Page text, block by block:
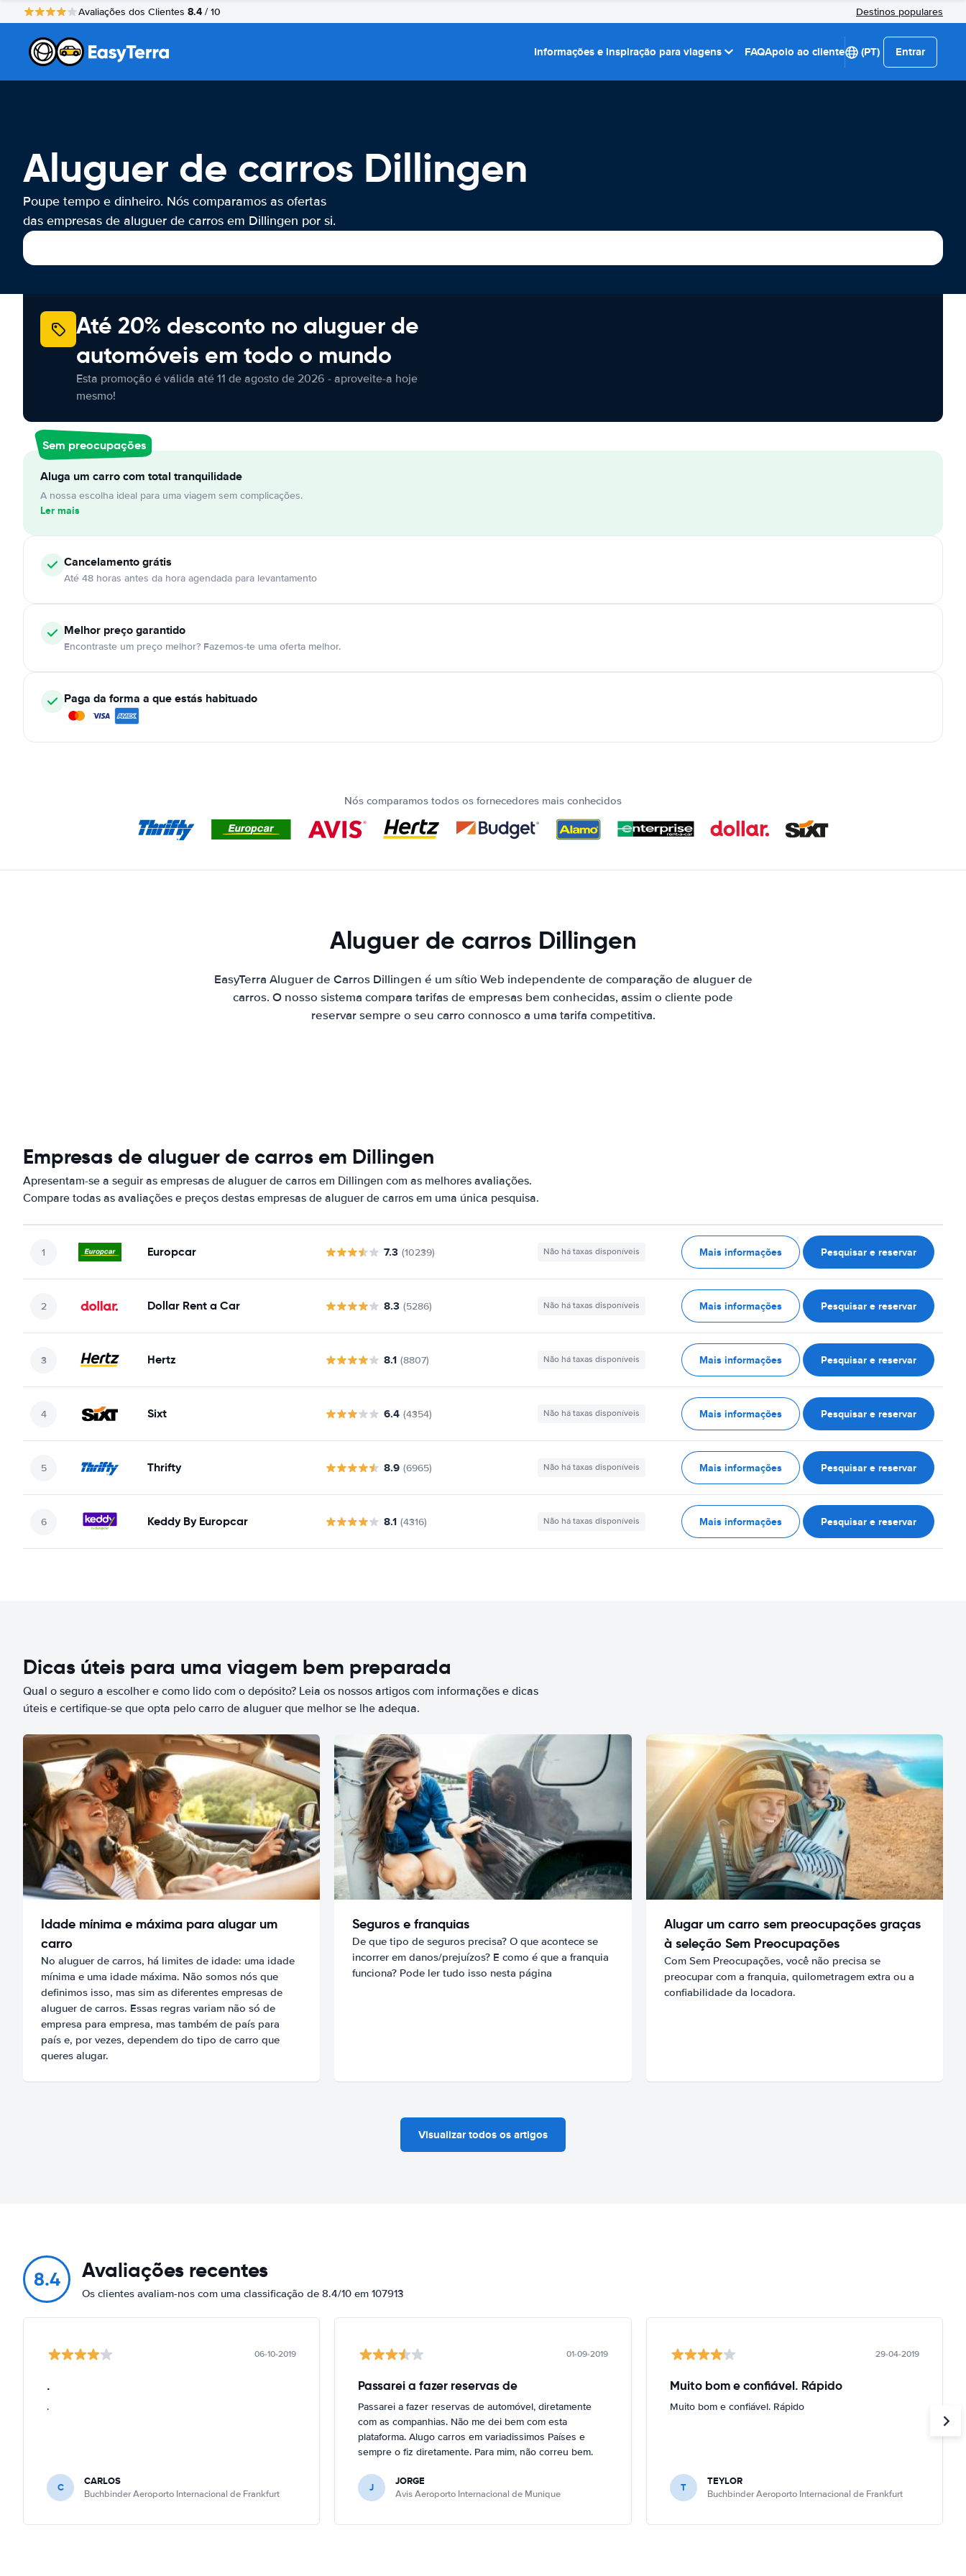
Avaliações dos Clientes 8.4 / 10 Destinos populares
Informações e inspiração para viagens FAQApoio ao cliente (PT) Entrar
Aluguer de carros Dillingen
Poupe tempo e dinheiro. Nós comparamos as ofertas
das empresas de aluguer de carros em Dillingen por si.
Até 20% desconto no aluguer de
automóveis em todo o mundo
Esta promoção é válida até 11 de agosto de 2026 - aproveite-a hoje
mesmo!
Sem preocupações
Aluga um carro com total tranquilidade
A nossa escolha ideal para uma viagem sem complicações.
Ler mais
Cancelamentográtis
Até 48 horas antes da hora agendada para levantamento
Melhor preço garantido
Encontraste um preço melhor? Fazemos-te uma oferta melhor.
Paga da forma a que estás habituado
Nós comparamos todos os fornecedores mais conhecidos
Aluguer de carros Dillingen
EasyTerra Aluguer de Carros Dillingen é um sítio Web independente de comparação de aluguer de
carros. O nosso sistema compara tarifas de empresas bem conhecidas, assim o cliente pode
reservar sempre o seu carro connosco a uma tarifa competitiva.
Empresas de aluguer de carros em Dillingen
Apresentam-se a seguir as empresas de aluguer de carros em Dillingen com as melhores avaliações.
Compare todas as avaliações e preços destas empresas de aluguer de carros em uma única pesquisa.
Europcar 7.3 (10239) Não há taxas disponíveis Mais informações Pesquisar e reservar
Dollar Rent a Car 8.3 (5286) Não há taxas disponíveis Mais informações Pesquisar e reservar
Hertz 8.1 (8807) Não há taxas disponíveis Mais informações Pesquisar e reservar
Sixt 6.4 (4354) Não há taxas disponíveis Mais informações Pesquisar e reservar
Thrifty 8.9 (6965) Não há taxas disponíveis Mais informações Pesquisar e reservar
Keddy By Europcar 8.1 (4316) Não há taxas disponíveis Mais informações Pesquisar e reservar
Dicas úteis para uma viagem bem preparada
Qual o seguro a escolher e como lido com o depósito? Leia os nossos artigos com informações e dicas
úteis e certifique-se que opta pelo carro de aluguer que melhor se lhe adequa.
Idade mínima e máxima para alugar um
carro
No aluguer de carros, há limites de idade: uma idade
mínima e uma idade máxima. Não somos nós que
definimos isso, mas sim as diferentes empresas de
aluguer de carros. Essas regras variam não só de
empresa para empresa, mas também de país para
país e, por vezes, dependem do tipo de carro que
queres alugar.
Seguros e franquias
De que tipo de seguros precisa? O que acontece se
incorrer em danos/prejuízos? E como é que a franquia
funciona? Pode ler tudo isso nesta página
Alugar um carro sem preocupações graças
à seleção Sem Preocupações
Com Sem Preocupações, você não precisa se
preocupar com a franquia, quilometragem extra ou a
confiabilidade da locadora.
Visualizar todos os artigos
8.4 Avaliações recentes
Os clientes avaliam-nos com uma classificação de 8.4/10 em 107913
06-10-2019
.
.
C CARLOS
Buchbinder Aeroporto Internacional de Frankfurt
01-09-2019
Passarei a fazer reservas de
Passarei a fazer reservas de automóvel, diretamente
com as companhias. Não me dei bem com esta
plataforma. Alugo carros em variadissimos Países e
sempre o fiz diretamente. Para mim, não correu bem.
J JORGE
Avis Aeroporto Internacional de Munique
29-04-2019
Muito bom e confiável. Rápido
Muito bom e confiável. Rápido
T TEYLOR
Buchbinder Aeroporto Internacional de Frankfurt